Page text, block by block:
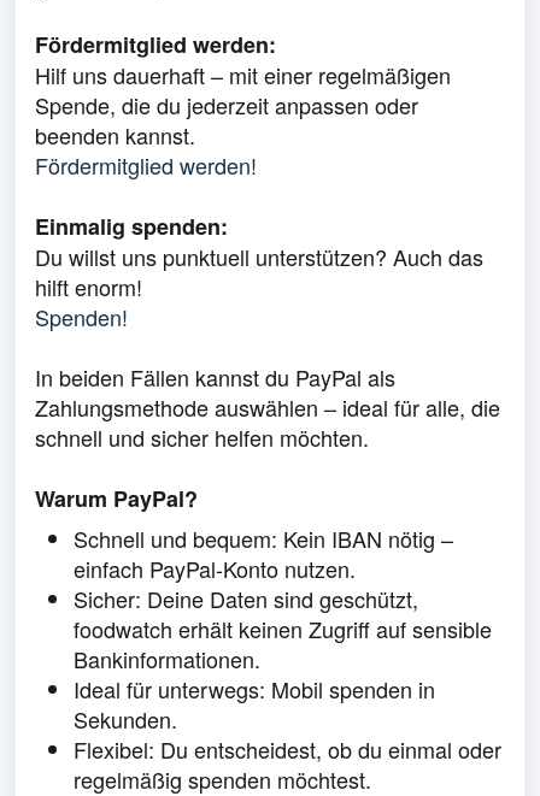
Fördermitglied werden:
Hilf uns dauerhaft – mit einer regelmäßigen
Spende, die du jederzeit anpassen oder
beenden kannst.
Fördermitglied werden!
Einmalig spenden:
Du willst uns punktuell unterstützen? Auch das
hilft enorm!
Spenden!
In beiden Fällen kannst du PayPal als
Zahlungsmethode auswählen – ideal für alle, die
schnell und sicher helfen möchten.
Warum PayPal?
Schnell und bequem: Kein IBAN nötig –
einfach PayPal-Konto nutzen.
Sicher: Deine Daten sind geschützt,
foodwatch erhält keinen Zugriff auf sensible
Bankinformationen.
Ideal für unterwegs: Mobil spenden in
Sekunden.
Flexibel: Du entscheidest, ob du einmal oder
regelmäßig spenden möchtest.